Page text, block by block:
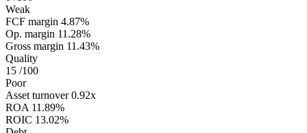
Weak
FCF margin 4.87%
Op. margin 11.28%
Gross margin 11.43%
Quality
15 /100
Poor
Asset turnover 0.92x
ROA 11.89%
ROIC 13.02%